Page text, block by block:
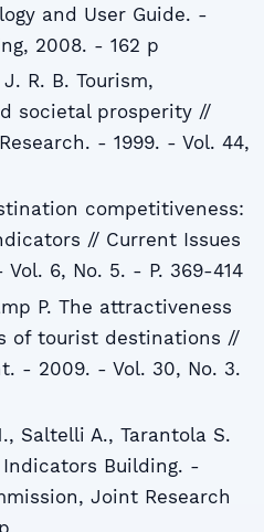
and User Guide. -
2008. - 162 p
R. B. Tourism,
societal prosperity //
- 1999. - Vol. 44,
competitiveness:
// Current Issues
6, No. 5. - P. 369-414
P. The attractiveness
of tourist destinations //
- 2009. - Vol. 30, No. 3.
Saltelli A., Tarantola S.
Building. -
Joint Research